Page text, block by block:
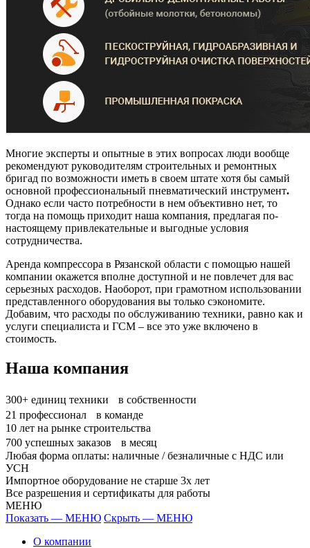
Многие эксперты и опытные в этих вопросах люди вообще
рекомендуют руководителям строительных и ремонтных
бригад по возможности иметь в своем штате хотя бы самый
основной профессиональный пневматический инструмент.
Однако если часто потребности в нем объективно нет, то
тогда на помощь приходит наша компания, предлагая по-
настоящему привлекательные и выгодные условия
сотрудничества.
Аренда компрессора в Рязанской области с помощью нашей
компании окажется вполне доступной и не повлечет для вас
серьезных расходов. Наоборот, при грамотном использовании
представленного оборудования вы только сэкономите.
Добавим, что расходы по обслуживанию техники, равно как и
услуги специалиста и ГСМ – все это уже включено в
стоимость.
Наша компания
300+ единиц техники в собственности
21 профессионал в команде
10 лет на рынке строительства
700 успешных заказов в месяц
Любая форма оплаты: наличные / безналичные с НДС или
УСН
Импортное оборудование не старше 3х лет
Все разрешения и сертификаты для работы
МЕНЮ
Показать — МЕНЮ Скрыть — МЕНЮ
О компании